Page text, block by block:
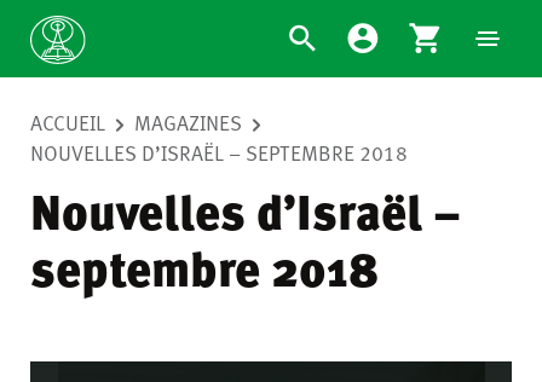
ACCUEIL
MAGAZINES
NOUVELLES D’ISRAËL – SEPTEMBRE 2018
Nouvelles d’Israël –
septembre 2018